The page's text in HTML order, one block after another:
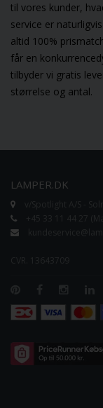
til vores kunder,
service er
altid 100%
får en
tilbyder vi gratis
størrelse og antal.
LAMPER.DK